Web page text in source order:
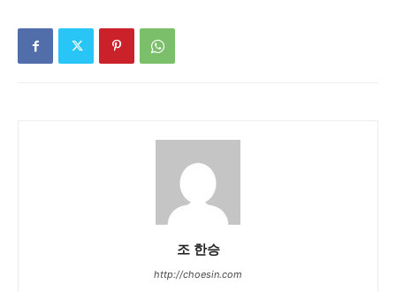
조 한승
http://choesin.com